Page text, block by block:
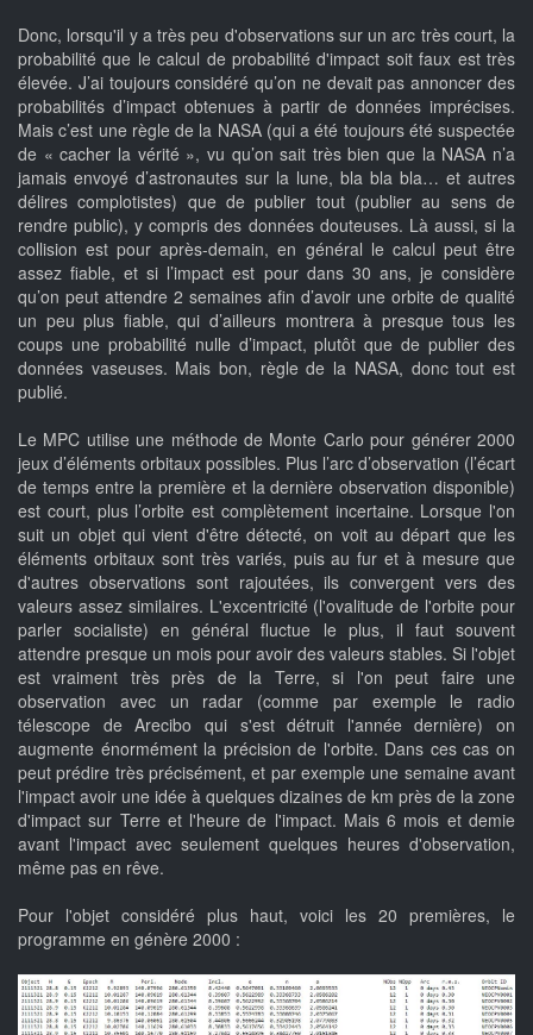
Donc, lorsqu'il y a très peu d'observations sur un arc très court, la
probabilité que le calcul de probabilité d'impact soit faux est très
élevée. J’ai toujours considéré qu’on ne devait pas annoncer des
probabilités d’impact obtenues à partir de données imprécises.
Mais c’est une règle de la NASA (qui a été toujours été suspectée
de « cacher la vérité », vu qu’on sait très bien que la NASA n’a
jamais envoyé d’astronautes sur la lune, bla bla bla… et autres
délires complotistes) que de publier tout (publier au sens de
rendre public), y compris des données douteuses. Là aussi, si la
collision est pour après-demain, en général le calcul peut être
assez fiable, et si l’impact est pour dans 30 ans, je considère
qu’on peut attendre 2 semaines afin d’avoir une orbite de qualité
un peu plus fiable, qui d’ailleurs montrera à presque tous les
coups une probabilité nulle d’impact, plutôt que de publier des
données vaseuses. Mais bon, règle de la NASA, donc tout est
publié.
Le MPC utilise une méthode de Monte Carlo pour générer 2000
jeux d’éléments orbitaux possibles. Plus l’arc d’observation (l’écart
de temps entre la première et la dernière observation disponible)
est court, plus l’orbite est complètement incertaine. Lorsque l'on
suit un objet qui vient d'être détecté, on voit au départ que les
éléments orbitaux sont très variés, puis au fur et à mesure que
d'autres observations sont rajoutées, ils convergent vers des
valeurs assez similaires. L'excentricité (l'ovalitude de l'orbite pour
parler socialiste) en général fluctue le plus, il faut souvent
attendre presque un mois pour avoir des valeurs stables. Si l'objet
est vraiment très près de la Terre, si l'on peut faire une
observation avec un radar (comme par exemple le radio
télescope de Arecibo qui s'est détruit l'année dernière) on
augmente énormément la précision de l'orbite. Dans ces cas on
peut prédire très précisément, et par exemple une semaine avant
l'impact avoir une idée à quelques dizaines de km près de la zone
d'impact sur Terre et l'heure de l'impact. Mais 6 mois et demie
avant l'impact avec seulement quelques heures d'observation,
même pas en rêve.
Pour l'objet considéré plus haut, voici les 20 premières, le
programme en génère 2000 :